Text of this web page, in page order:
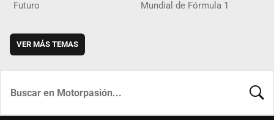
Futuro Mundial de Fórmula 1
VER MÁS TEMAS